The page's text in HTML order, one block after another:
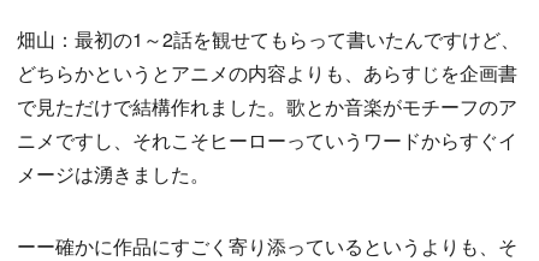
畑山：最初の1～2話を観せてもらって書いたんですけど、
どちらかというとアニメの内容よりも、あらすじを企画書
で見ただけで結構作れました。歌とか音楽がモチーフのア
ニメですし、それこそヒーローっていうワードからすぐイ
メージは湧きました。
ーー確かに作品にすごく寄り添っているというよりも、そ